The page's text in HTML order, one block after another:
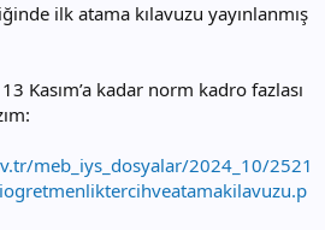
ilk atama kılavuzu yayınlanmış
Kasım’a kadar norm kadro fazlası
meb_iys_dosyalar/2024_10/2521